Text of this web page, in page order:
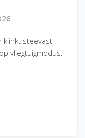
klinkt steevast
vliegtuigmodus.